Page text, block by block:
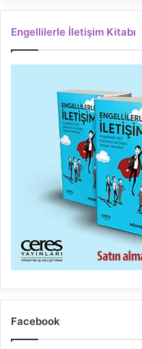
Engellilerle İletişim Kitabı
Facebook